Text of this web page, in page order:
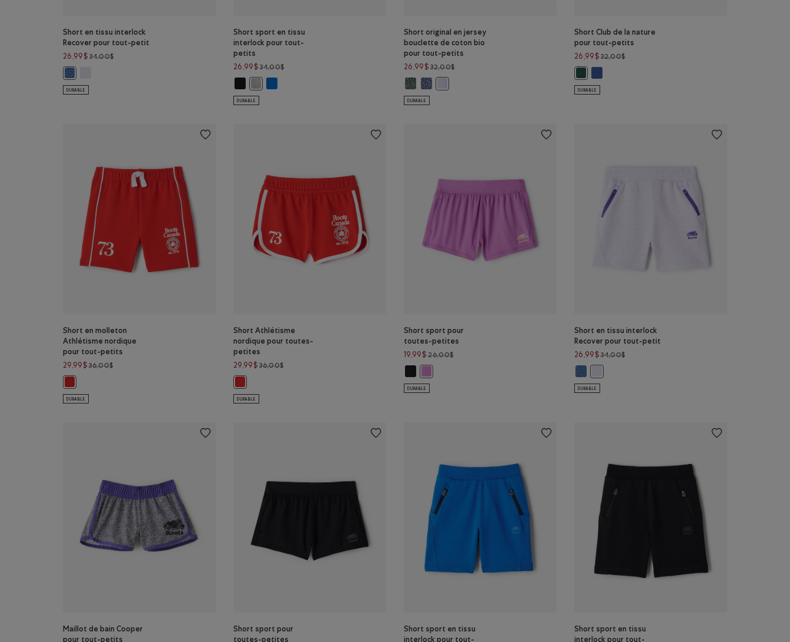
Short en tissu interlock
Recover pour tout-petit
26,99$ 34,00$Prix réduit de 34,00$ à 26,99$
Short en tissu interlock Recover pour tout-petit: MÉLANGE BLEU MOUSSON Couleur
Short en tissu interlock Recover pour tout-petit: MLNG LAVANDE Couleur
DURABLE
Short sport en tissu
interlock pour tout-
petits
26,99$ 34,00$Prix réduit de 34,00$ à 26,99$
Short sport en tissu interlock pour tout-petits: NOIR Couleur
Short sport en tissu interlock pour tout-petits: MÉLANGE GRIS Couleur
Short sport en tissu interlock pour tout-petits: VAGUE BLEUE Couleur
DURABLE
Short original en jersey
bouclette de coton bio
pour tout-petits
26,99$ 32,00$Prix réduit de 32,00$ à 26,99$
Short original en jersey bouclette de coton bio pour tout-petits: PVR VARSITY VERT Couleur
Short original en jersey bouclette de coton bio pour tout-petits: BLEU PHARE POIVRÉ Couleur
DURABLE
Short Club de la nature
pour tout-petits
26,99$ 32,00$Prix réduit de 32,00$ à 26,99$
DURABLE
Short en molleton
Athlétisme nordique
pour tout-petits
29,99$ 36,00$Prix réduit de 36,00$ à 29,99$
DURABLE
Short Athlétisme
nordique pour toutes-
petites
29,99$ 36,00$Prix réduit de 36,00$ à 29,99$
DURABLE
Short sport pour
toutes-petites
19,99$ 26,00$Prix réduit de 26,00$ à 19,99$
DURABLE
Short en tissu interlock
Recover pour tout-petit
26,99$ 34,00$Prix réduit de 34,00$ à 26,99$
DURABLE
Maillot de bain Cooper
pour tout-petits
Short sport pour
toutes-petites
Short sport en tissu
interlock pour tout-
Short sport en tissu
interlock pour tout-